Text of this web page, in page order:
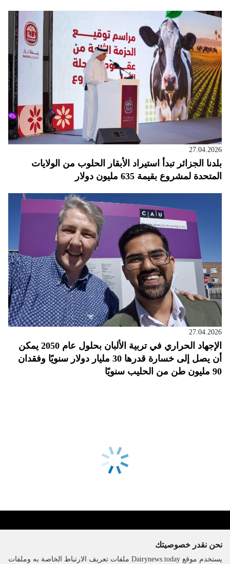
27.04.2026
بلدنا الجزائر تبدأ استيراد الأبقار الحلوب من الولايات
المتحدة لمشروع بقيمة 635 مليون دولار
27.04.2026
الإجهاد الحراري في تربية الألبان بحلول عام 2050 يمكن
أن يصل إلى خسارة قدرها 30 مليار دولار سنويًا وفقدان
90 مليون طن من الحليب سنويًا
نحن نقدر خصوصيتك
يستخدم موقع Dairynews.today ملفات تعريف الارتباط الخاصة به وملفات